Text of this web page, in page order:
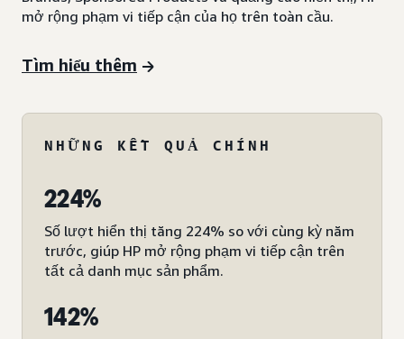
mở rộng phạm vi tiếp cận của họ trên toàn cầu.
Tìm hiểu thêm
NHỮNG KẾT QUẢ CHÍNH
224%
Số lượt hiển thị tăng 224% so với cùng kỳ năm
trước, giúp HP mở rộng phạm vi tiếp cận trên
tất cả danh mục sản phẩm.
142%